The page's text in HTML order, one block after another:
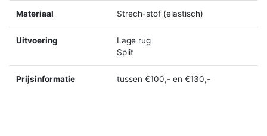
Materiaal Strech-stof (elastisch)
Uitvoering
Lage rug
Split
Prijsinformatie tussen €100,- en €130,-